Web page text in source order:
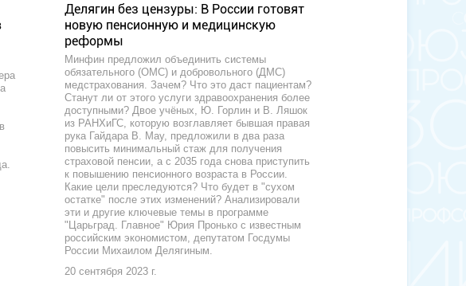
Делягин без цензуры: В России готовят
новую пенсионную и медицинскую
реформы
Минфин предложил объединить системы
обязательного (ОМС) и добровольного (ДМС)
медстрахования. Зачем? Что это даст пациентам?
Станут ли от этого услуги здравоохранения более
доступными? Двое учёных, Ю. Горлин и В. Ляшок
из РАНХиГС, которую возглавляет бывшая правая
рука Гайдара В. Мау, предложили в два раза
повысить минимальный стаж для получения
страховой пенсии, а с 2035 года снова приступить
к повышению пенсионного возраста в России.
Какие цели преследуются? Что будет в "сухом
остатке" после этих изменений? Анализировали
эти и другие ключевые темы в программе
"Царьград. Главное" Юрия Пронько с известным
российским экономистом, депутатом Госдумы
России Михаилом Делягиным.
20 сентября 2023 г.